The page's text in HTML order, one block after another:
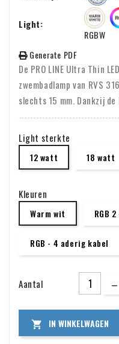
Light:
RGBW
Generate PDF
De PRO LINE Ultra Thin
zwembadlamp van RVS
slechts 15 mm. Dankzij
waterdichtheid en
geschikt voor zowel
Verkrijgbaar in Warm Wit
en compatibel met 2-, 4-
Light sterkte
12 watt 18 watt
Kleuren
Warm wit RGB
RGB - 4 aderig kabel
Aantal
 IN WINKELWAGEN